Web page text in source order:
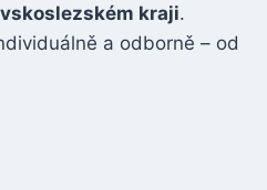
kraji.
a odborně – od